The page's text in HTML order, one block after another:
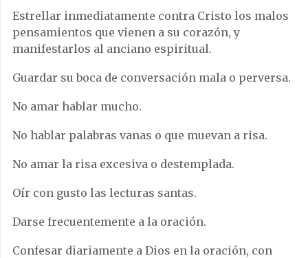
Estrellar inmediatamente contra Cristo los malos
pensamientos que vienen a su corazón, y
manifestarlos al anciano espiritual.
Guardar su boca de conversación mala o perversa.
No amar hablar mucho.
No hablar palabras vanas o que muevan a risa.
No amar la risa excesiva o destemplada.
Oír con gusto las lecturas santas.
Darse frecuentemente a la oración.
Confesar diariamente a Dios en la oración, con